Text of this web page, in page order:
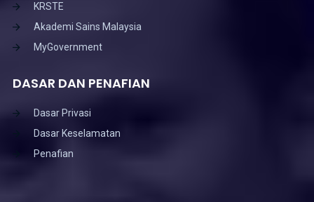
KRSTE
Akademi Sains Malaysia
MyGovernment
DASAR DAN PENAFIAN
Dasar Privasi
Dasar Keselamatan
Penafian